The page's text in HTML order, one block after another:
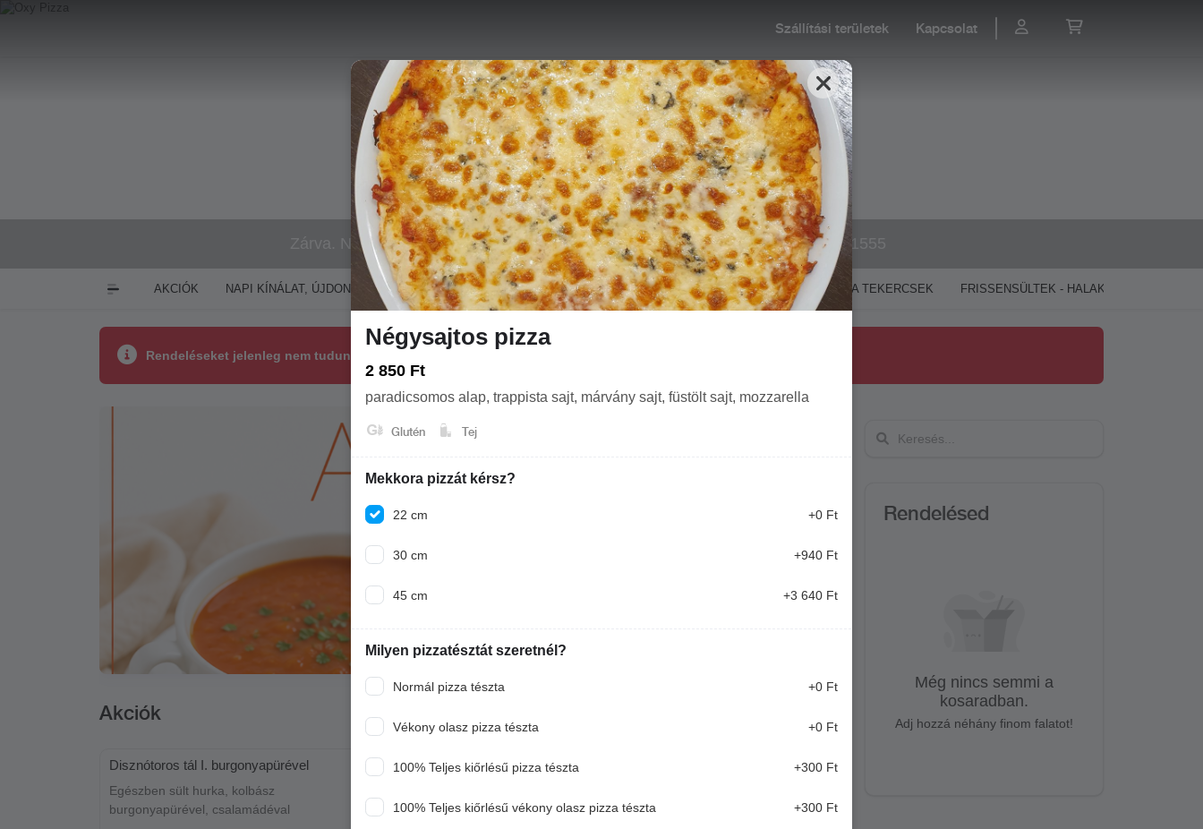
Szállítási területek Kapcsolat
Zárva. Nyitás: Ma 10:00 Rendelés: Zárva. Nyitás: Ma 10:00 +36 20 355 1555
AKCIÓK NAPI KÍNÁLAT, ÚJDONSÁGOK NAPI MENÜK KOLBISTRO PIZZÁK PRÉMIUM 🍕 PIZZÁK PIZZA TEKERCSEK FRISSENSÜLTEK - HALAK, RÁKOK, VEGA
Rendeléseket jelenleg nem tudunk fogadni, a konyhánk most zárva. Nyitás: Ma 10:00
Akciók
Disznótoros tál I. burgonyapürével
Egészben sült hurka, kolbász
burgonyapürével, csalamádéval
Erdei gyümölcsleves 0.5l
készült finom leves.
Rendelésed
Még nincs semmi a
kosaradban.
Adj hozzá néhány finom falatot!
Négysajtos pizza
2 850 Ft
paradicsomos alap, trappista sajt, márvány sajt, füstölt sajt, mozzarella
Glutén Tej
Mekkora pizzát kérsz?
22 cm +0 Ft
30 cm +940 Ft
45 cm +3 640 Ft
Milyen pizzatésztát szeretnél?
Normál pizza tészta +0 Ft
Vékony olasz pizza tészta +0 Ft
100% Teljes kiőrlésű pizza tészta +300 Ft
100% Teljes kiőrlésű vékony olasz pizza tészta +300 Ft